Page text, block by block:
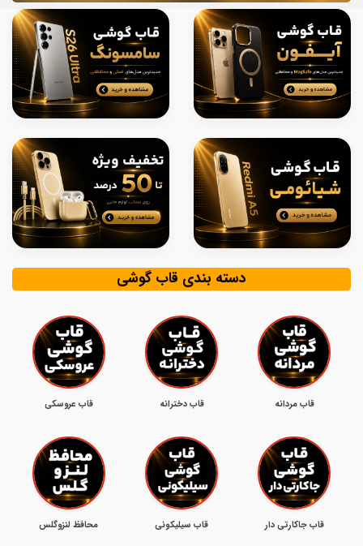
دسته بندی قاب گوشی
قاب مردانه قاب دخترانه قاب عروسکی
قاب جاکارتی دار قاب سیلیکونی محافظ لنزوگلس